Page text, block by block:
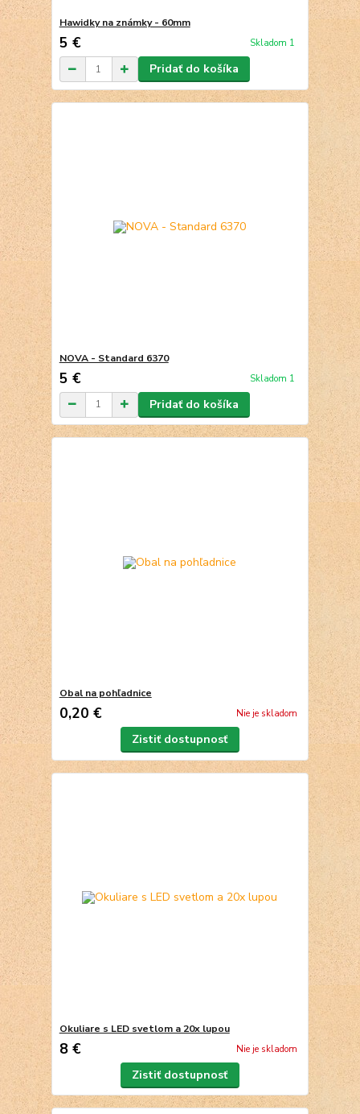
Hawidky na známky - 60mm
5 € Skladom 1
Pridať do košíka
NOVA - Standard 6370
5 € Skladom 1
Pridať do košíka
Obal na pohľadnice
0,20 € Nie je skladom
Zistiť dostupnosť
Okuliare s LED svetlom a 20x lupou
8 € Nie je skladom
Zistiť dostupnosť